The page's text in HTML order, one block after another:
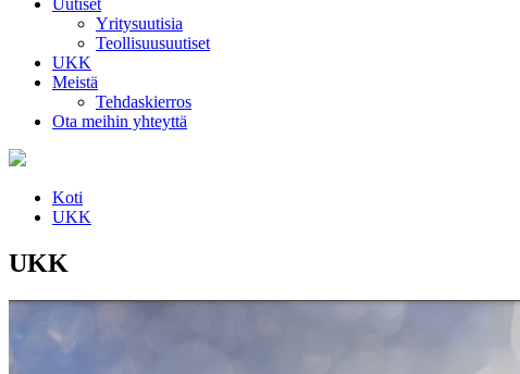
Uutiset
Yritysuutisia
Teollisuusuutiset
UKK
Meistä
Tehdaskierros
Ota meihin yhteyttä
Koti
UKK
UKK